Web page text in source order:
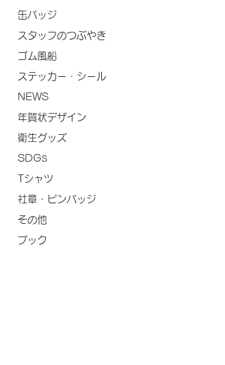
缶バッジ
スタッフのつぶやき
ゴム風船
ステッカー・シール
NEWS
年賀状デザイン
衛生グッズ
SDGs
Tシャツ
社章・ピンバッジ
その他
ブック